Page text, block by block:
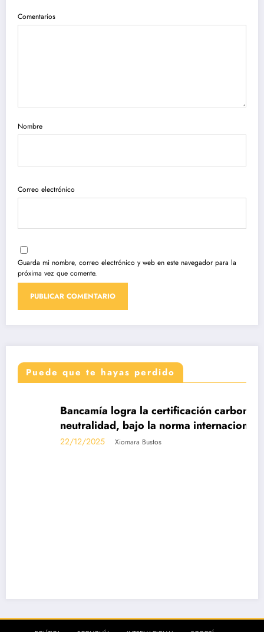
Comentarios
Nombre
Correo electrónico
Guarda mi nombre, correo electrónico y web en este navegador para la
próxima vez que comente.
Puede que te hayas perdido
DESTACADAS
Bancamía logra la certificación carbono
neutralidad, bajo la norma internacional ISO
14068-1
22/12/2025 Xiomara Bustos